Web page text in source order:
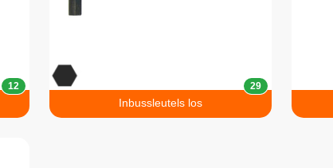
12
Inbussleutels los
29